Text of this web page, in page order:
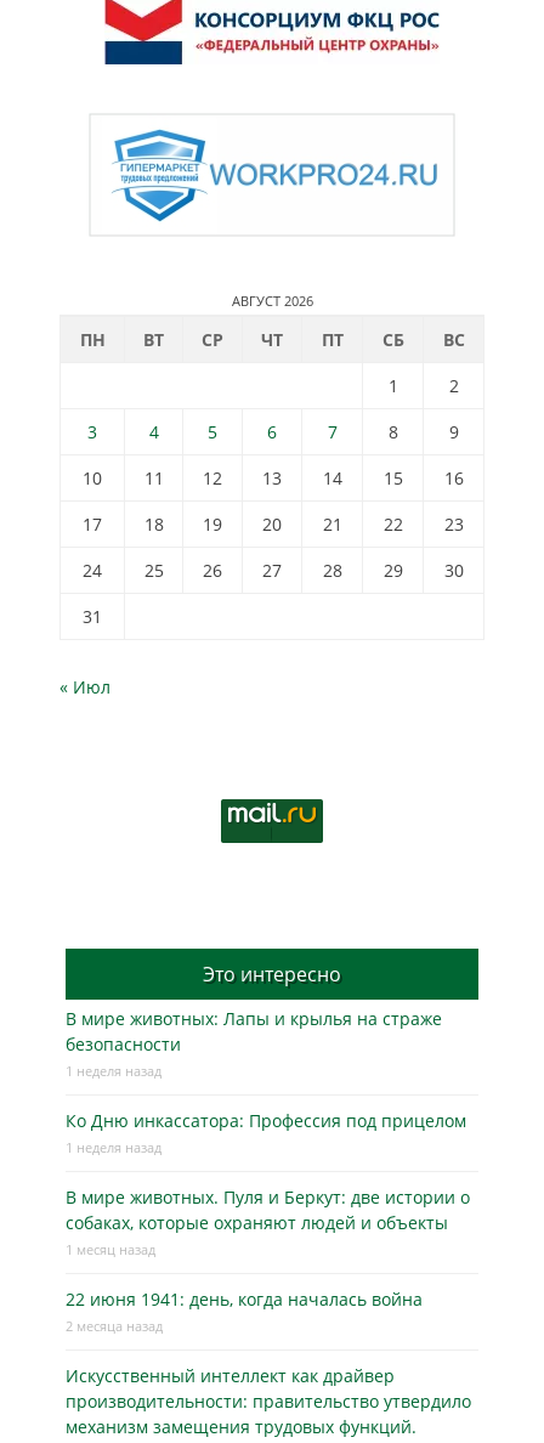
АВГУСТ 2026
ПН ВТ СР ЧТ ПТ СБ
ВС
1
2
3
4 5 6 7 8
9
10
11 12 13 14 15
16
17
18 19 20 21 22
23
24
25 26 27 28 29
30
31
« Июл
Это интересно
В мире животных: Лапы и крылья на страже
безопасности
1 неделя назад
Ко Дню инкассатора: Профессия под прицелом
1 неделя назад
В мире животных. Пуля и Беркут: две истории о
собаках, которые охраняют людей и объекты
1 месяц назад
22 июня 1941: день, когда началась война
2 месяца назад
Искусственный интеллект как драйвер
производительности: правительство утвердило
механизм замещения трудовых функций.